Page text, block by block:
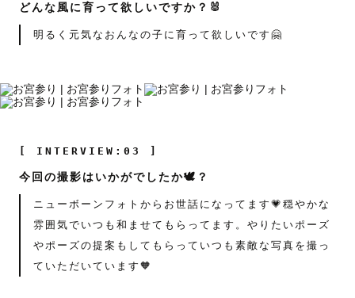
どんな風に育って欲しいですか？🐰
明るく元気なおんなの子に育って欲しいです🤗
[ INTERVIEW:03 ]
今回の撮影はいかがでしたか🕊？
ニューボーンフォトからお世話になってます💗穏やかな
雰囲気でいつも和ませてもらってます。やりたいポーズ
やポーズの提案もしてもらっていつも素敵な写真を撮っ
ていただいています🧡